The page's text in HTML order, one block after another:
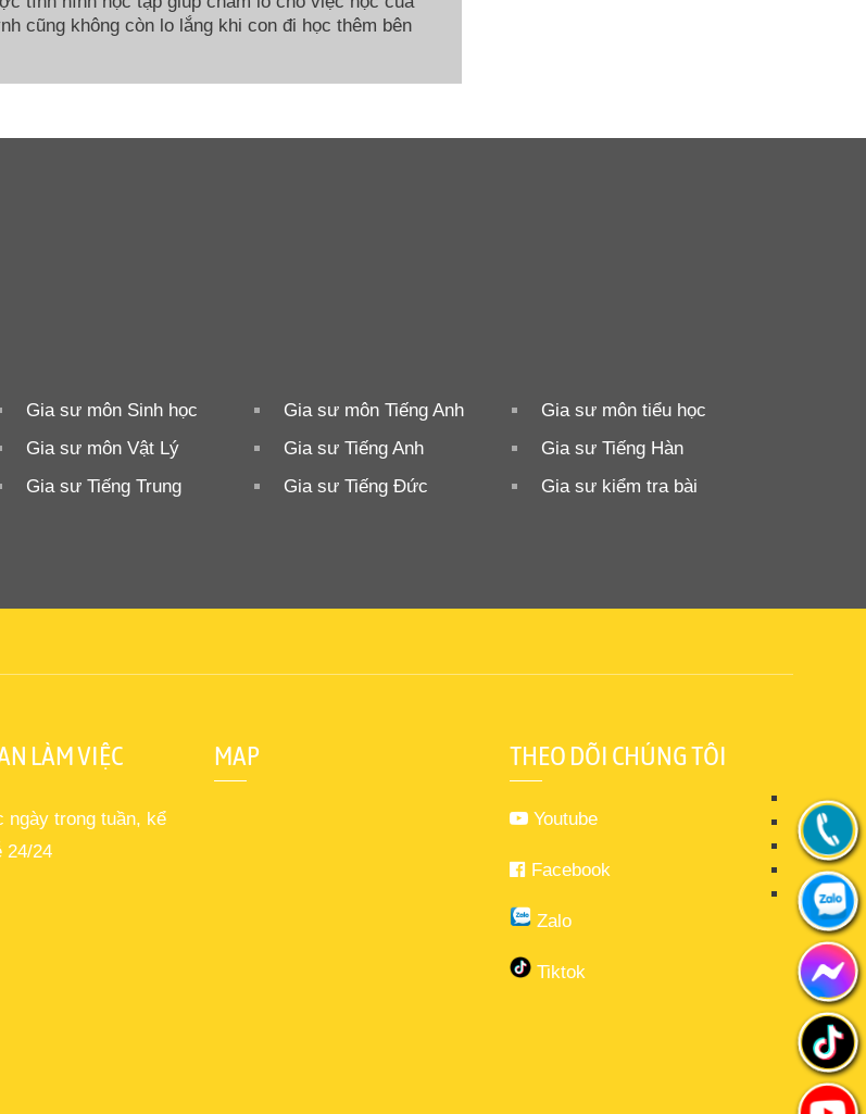
cũng không còn lo lắng khi con đi học thêm bên
Gia sư môn Sinh học Gia sư môn Tiếng Anh
Gia sư môn tiểu học
Gia sư môn Vật Lý Gia sư Tiếng Anh
Gia sư Tiếng Hàn
Gia sư Tiếng Trung Gia sư Tiếng Đức
Gia sư kiểm tra bài
LÀM VIỆC
ngày trong tuần, kể
24/24
MAP THEO DÕI CHÚNG TÔI
Youtube
Facebook
Zalo
Tiktok